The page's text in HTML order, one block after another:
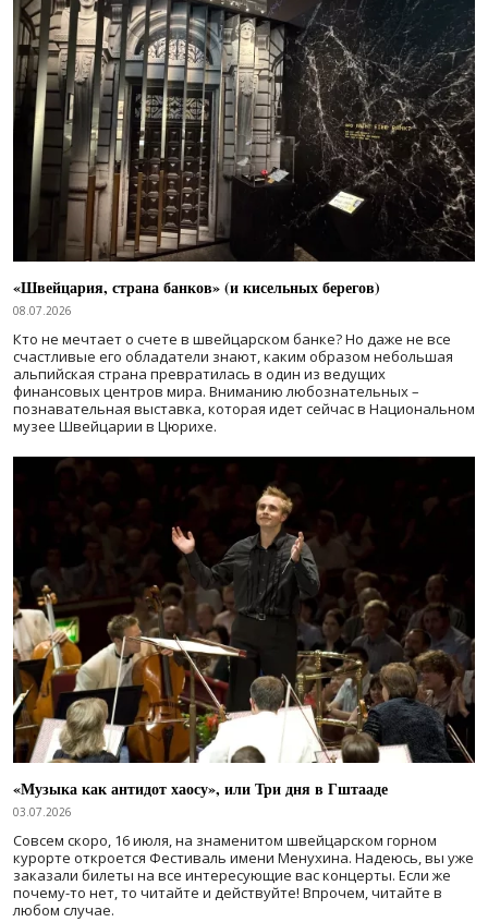
«Швейцария, страна банков» (и кисельных берегов)
08.07.2026
Кто не мечтает о счете в швейцарском банке? Но даже не все
счастливые его обладатели знают, каким образом небольшая
альпийская страна превратилась в один из ведущих
финансовых центров мира. Вниманию любознательных –
познавательная выставка, которая идет сейчас в Национальном
музее Швейцарии в Цюрихе.
«Музыка как антидот хаосу», или Три дня в Гштааде
03.07.2026
Совсем скоро, 16 июля, на знаменитом швейцарском горном
курорте откроется Фестиваль имени Менухина. Надеюсь, вы уже
заказали билеты на все интересующие вас концерты. Если же
почему-то нет, то читайте и действуйте! Впрочем, читайте в
любом случае.